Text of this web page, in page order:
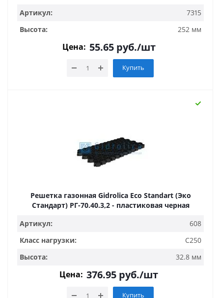
Артикул:
7315
Высота:
252 мм
Цена: 55.65руб./шт
Купить
Решетка газонная Gidrolica Eco Standart (Эко
Стандарт) РГ-70.40.3,2 - пластиковая черная
Артикул:
608
Класс нагрузки:
C250
Высота:
32.8 мм
Цена: 376.95 руб./шт
Купить